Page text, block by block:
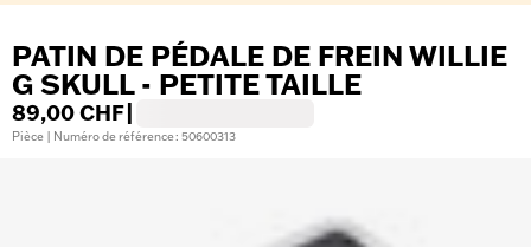
PATIN DE PÉDALE DE FREIN WILLIE
G SKULL - PETITE TAILLE
89,00 CHF
Pièce | Numéro de référence : 50600313